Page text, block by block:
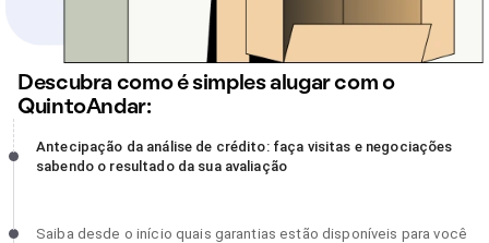
Descubra como é simples alugar com o
QuintoAndar:
Antecipação da análise de crédito: faça visitas e negociações
sabendo o resultado da sua avaliação, incompleto
Antecipação da análise de crédito: faça visitas e negociações
sabendo o resultado da sua avaliação
Saiba desde o início quais garantias estão disponíveis para você,
Saiba desde o início quais garantias estão disponíveis para você